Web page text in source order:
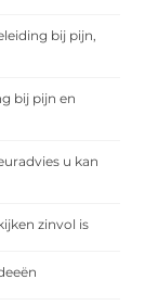
bij pijn,
bij pijn en
u kan
zinvol is